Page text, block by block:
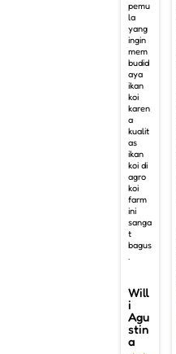
pemu
la
yang
ingin
mem
budid
aya
ikan
koi
karen
a
kualit
as
ikan
koi di
agro
koi
farm
ini
sanga
t
bagus
.
Will
i
Agu
stin
a